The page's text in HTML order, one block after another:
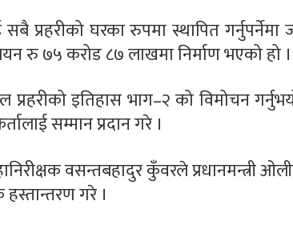
सबै प्रहरीको घरका रुपमा स्थापित
रु ७५ करोड ८७ लाखमा निर्माण भएको हो ।
प्रहरीको इतिहास भाग–२ को विमोचन
सम्मान प्रदान गरे ।
वसन्तबहादुर कुँवरले प्रधानमन्त्री
गरे ।